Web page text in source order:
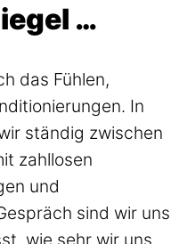
…
das Fühlen,
In
ständig zwischen
zahllosen
und
sind wir uns
wie sehr wir uns